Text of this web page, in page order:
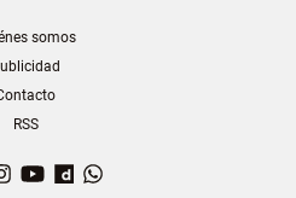
somos
RSS
Instagram
YouTubeDailymotion